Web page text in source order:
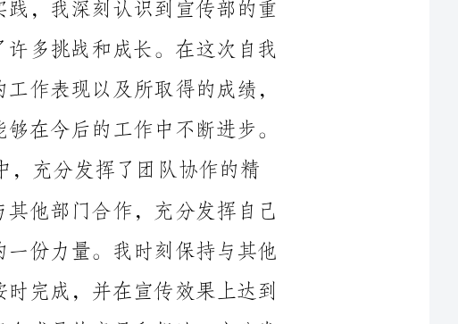
鉴定中，我想重点总结自己在宣传部的工作表现以及所取得的成绩，
并对自己的不足之处进行反思，以期能够在今后的工作中不断进步。
首先，我认为我在宣传部的工作中，充分发挥了团队协作的精
的专长，为活动的顺利进行贡献自己的一份力量。我时刻保持与其他
成员的沟通和合作，以确保活动能够按时完成，并在宣传效果上达到
预期的效果。在团队工作中，我尊重每个成员的意见和想法，充分发
挥每个人的优势和特长，互相学习和借鉴，以期达到更好的工作效
其次，我在宣传部的工作中，注重积累和提高自身的专业知识。